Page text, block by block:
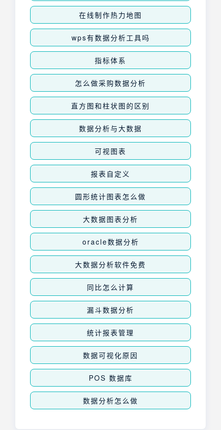
在线制作热力地图
wps有数据分析工具吗
指标体系
怎么做采购数据分析
直方图和柱状图的区别
数据分析与大数据
可视图表
报表自定义
圆形统计图表怎么做
大数据图表分析
oracle数据分析
大数据分析软件免费
同比怎么计算
漏斗数据分析
统计报表管理
数据可视化原因
POS 数据库
数据分析怎么做